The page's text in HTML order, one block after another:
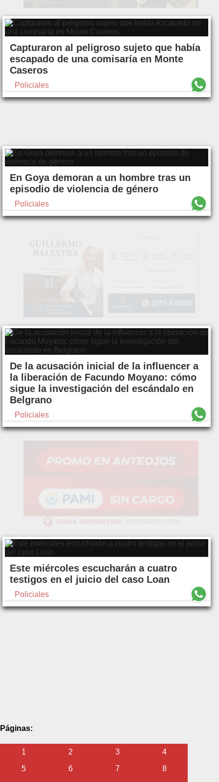
Capturaron al peligroso sujeto que había
escapado de una comisaría en Monte
Caseros
Policiales
En Goya demoran a un hombre tras un
episodio de violencia de género
Policiales
De la acusación inicial de la influencer a
la liberación de Facundo Moyano: cómo
sigue la investigación del escándalo en
Belgrano
Policiales
Este miércoles escucharán a cuatro
testigos en el juicio del caso Loan
Policiales
Páginas:
1 2 3
4
5
6 7
8